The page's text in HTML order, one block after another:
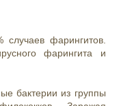
фарингитов.
фарингита и
бактерии из группы